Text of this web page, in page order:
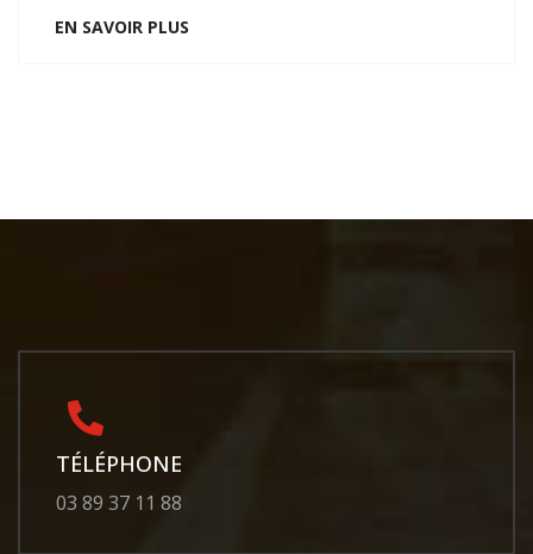
EN SAVOIR PLUS
TÉLÉPHONE
03 89 37 11 88